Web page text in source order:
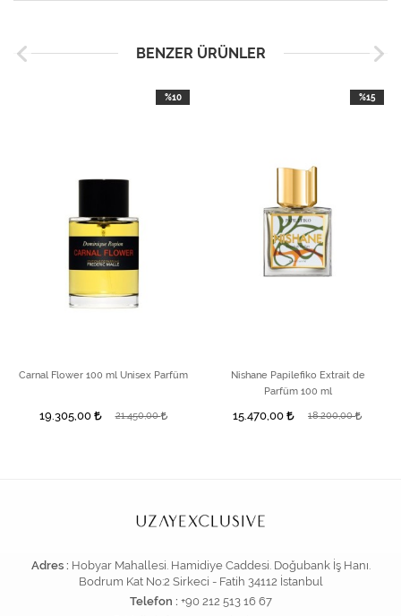
BENZER ÜRÜNLER
Carnal Flower 100 ml Unisex Parfüm
19.305,00 21.450,00
%10
Nishane Papilefiko Extrait de
Parfüm 100 ml
15.470,00 18.200,00
%15
Adres : Hobyar Mahallesi. Hamidiye Caddesi. Doğubank İş Hanı.
Bodrum Kat No:2 Sirkeci - Fatih 34112 İstanbul
Telefon : +90 212 513 16 67